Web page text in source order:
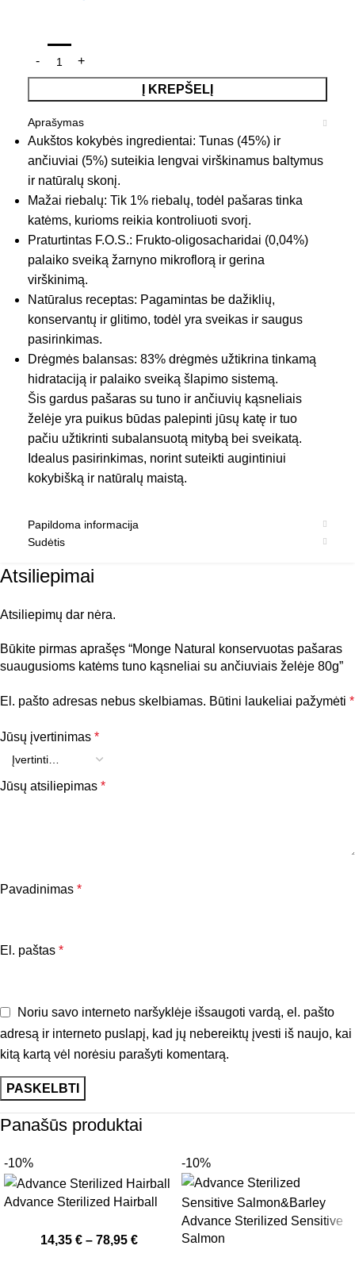
Į KREPŠELĮ
Aprašymas
Aukštos kokybės ingredientai: Tunas (45%) ir
ančiuviai (5%) suteikia lengvai virškinamus baltymus
ir natūralų skonį.
Mažai riebalų: Tik 1% riebalų, todėl pašaras tinka
katėms, kurioms reikia kontroliuoti svorį.
Praturtintas F.O.S.: Frukto-oligosacharidai (0,04%)
palaiko sveiką žarnyno mikroflorą ir gerina
virškinimą.
Natūralus receptas: Pagamintas be dažiklių,
konservantų ir glitimo, todėl yra sveikas ir saugus
pasirinkimas.
Drėgmės balansas: 83% drėgmės užtikrina tinkamą
hidrataciją ir palaiko sveiką šlapimo sistemą.
Šis gardus pašaras su tuno ir ančiuvių kąsneliais
želėje yra puikus būdas palepinti jūsų katę ir tuo
pačiu užtikrinti subalansuotą mitybą bei sveikatą.
Idealus pasirinkimas, norint suteikti augintiniui
kokybišką ir natūralų maistą.
Papildoma informacija
Sudėtis
Atsiliepimai
Atsiliepimų dar nėra.
Būkite pirmas aprašęs “Monge Natural konservuotas pašaras
suaugusioms katėms tuno kąsneliai su ančiuviais želėje 80g”
El. pašto adresas nebus skelbiamas. Būtini laukeliai pažymėti *
Jūsų įvertinimas *
Jūsų atsiliepimas *
Pavadinimas *
El. paštas *
Noriu savo interneto naršyklėje išsaugoti vardą, el. pašto
adresą ir interneto puslapį, kad jų nebereiktų įvesti iš naujo, kai
kitą kartą vėl norėsiu parašyti komentarą.
Panašūs produktai
-10%
Advance Sterilized Hairball
14,35 € – 78,95 €
-10%
Advance Sterilized Sensitive
Salmon